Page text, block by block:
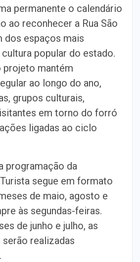
permanente o calendário
ao reconhecer a Rua São
dos espaços mais
popular do estado.
projeto mantém
ao longo do ano,
grupos culturais,
em torno do forró
ligadas ao ciclo
programação da
segue em formato
de maio, agosto e
às segundas-feiras.
de junho e julho, as
realizadas